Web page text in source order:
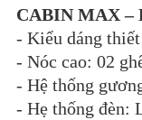
CABIN MAX –
- Kiểu dáng
- Nóc cao: 02
- Hệ thống
- Hẹ thống đèn: